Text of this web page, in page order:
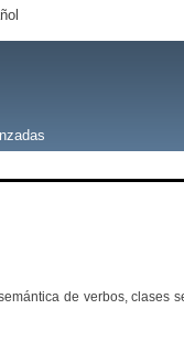
de verbos,